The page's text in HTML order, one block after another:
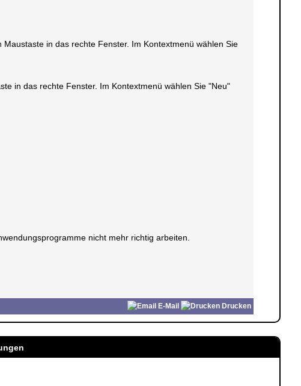
in das rechte Fenster. Im Kontextmenü wählen Sie
in das rechte Fenster. Im Kontextmenü wählen Sie "Neu"
nicht mehr richtig arbeiten.
E-Mail Drucken